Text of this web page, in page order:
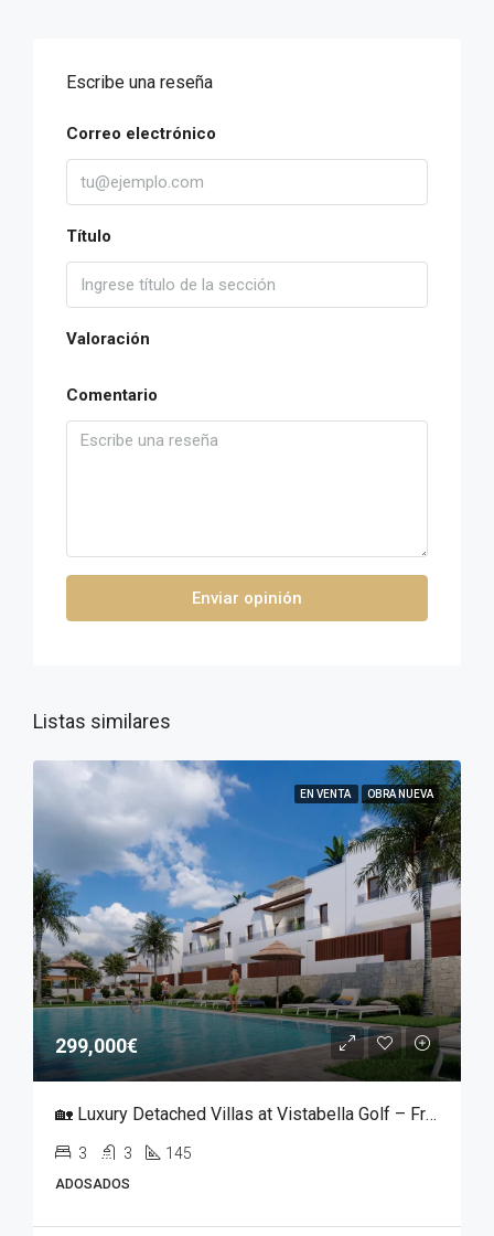
Escribe una reseña
Correo electrónico
Título
Valoración
Comentario
Enviar opinión
Listas similares
EN VENTA OBRA NUEVA
299,000€
🏡 Luxury Detached Villas at Vistabella Golf – From €299,000
3 3 145
ADOSADOS